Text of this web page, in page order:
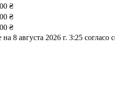
₴
₴
₴
8 августа 2026 г. 3:25 согласо